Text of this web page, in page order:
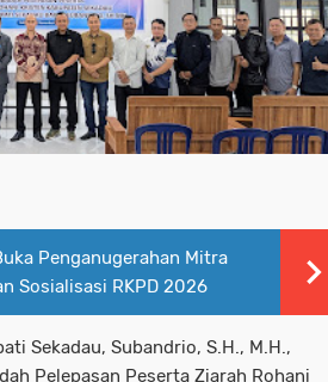
Penganugerahan Mitra
Sosialisasi RKPD 2026
Sekadau, Subandrio, S.H., M.H.,
Pelepasan Peserta Ziarah Rohani